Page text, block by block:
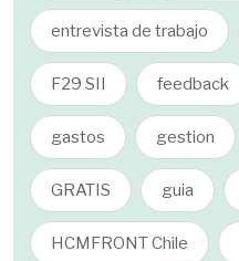
entrevista de trabajo
F29 SII feedback
gastos gestion
GRATIS guia
HCMFRONT Chile